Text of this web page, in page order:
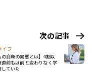
次の記事
イフ
の自殺の実態とは】4割以
直前も以前と変わりなく学
ていた